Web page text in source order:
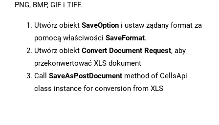
PNG, BMP, GIF i TIFF.
Utwórz obiekt SaveOption i ustaw żądany format za
pomocą właściwości SaveFormat.
Utwórz obiekt Convert Document Request, aby
przekonwertować XLS dokument
Call SaveAsPostDocument method of CellsApi
class instance for conversion from XLS